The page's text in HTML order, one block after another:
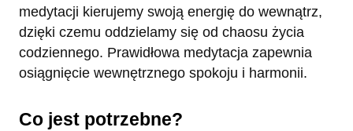
medytacji kierujemy swoją energię do wewnątrz,
dzięki czemu oddzielamy się od chaosu życia
codziennego. Prawidłowa medytacja zapewnia
osiągnięcie wewnętrznego spokoju i harmonii.
Co jest potrzebne?